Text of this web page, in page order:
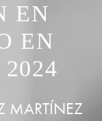
EN
EN
MARTÍNEZ